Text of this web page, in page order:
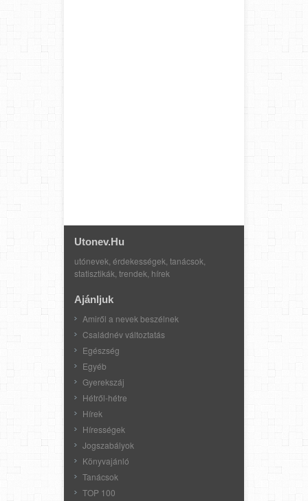
Utonev.hu
utónevek, érdekességek, tanácsok,
statisztikák, trendek, hírek
Ajánljuk
Amiről a nevek beszélnek
Családnév változtatás
Egészség
Egyéb
Gyerekszáj
Hétről-hétre
Hírek
Hírességek
Jogszabályok
Könyvajánló
Tanácsok
TOP 100